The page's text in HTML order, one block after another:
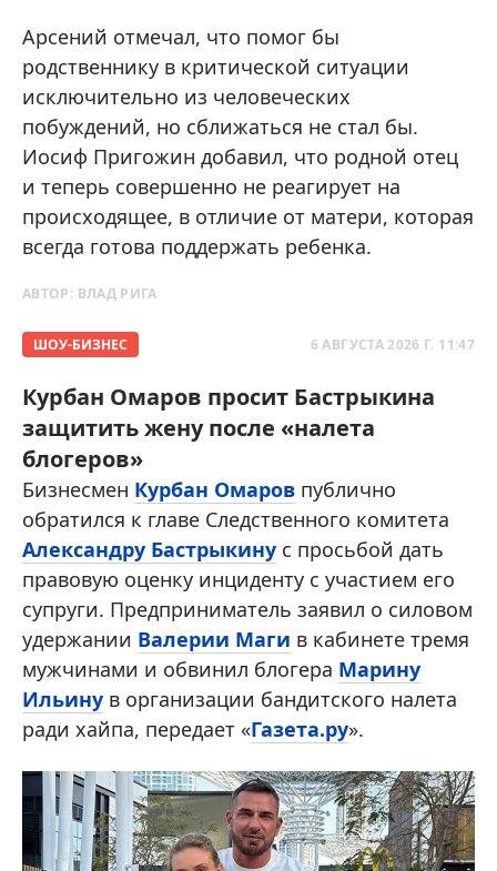
Арсений отмечал, что помог бы
родственнику в критической ситуации
исключительно из человеческих
побуждений, но сближаться не стал бы.
Иосиф Пригожин добавил, что родной отец
и теперь совершенно не реагирует на
происходящее, в отличие от матери, которая
всегда готова поддержать ребенка.
АВТОР: ВЛАД РИГА
ШОУ-БИЗНЕС 6 АВГУСТА 2026 Г. 11:47
Курбан Омаров просит Бастрыкина
защитить жену после «налета
блогеров»
Бизнесмен Курбан Омаров публично
обратился к главе Следственного комитета
Александру Бастрыкину с просьбой дать
правовую оценку инциденту с участием его
супруги. Предприниматель заявил о силовом
удержании Валерии Маги в кабинете тремя
мужчинами и обвинил блогера Марину
Ильину в организации бандитского налета
ради хайпа, передает «Газета.ру».